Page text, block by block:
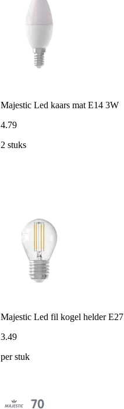
Majestic Led kaars mat E14 3W
4.79
2 stuks
Majestic Led fil kogel helder
3.49
per stuk